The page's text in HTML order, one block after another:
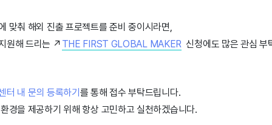
맞춰 해외 진출 프로젝트를 준비 중이시라면,
원해 드리는 ↗️ THE FIRST GLOBAL MAKER 신청에도 많은 관심 부
터 내 문의 등록하기 를 통해 접수 부탁드립니다.
경을 제공하기 위해 항상 고민하고 실천하겠습니다.